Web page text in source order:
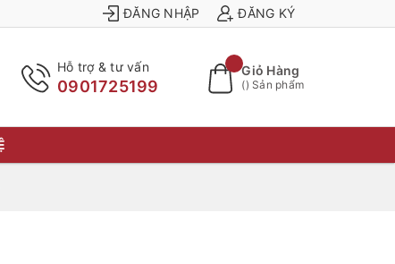
ĐĂNG NHẬP ĐĂNG KÝ
Hỗ trợ & tư vấn
0901725199
Giỏ Hàng
() Sản phẩm